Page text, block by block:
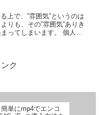
上で、”雰囲気”というのは
りも、その”雰囲気”ありき
ってしまいます。 個人的
ク
簡単にmp4でエンコ